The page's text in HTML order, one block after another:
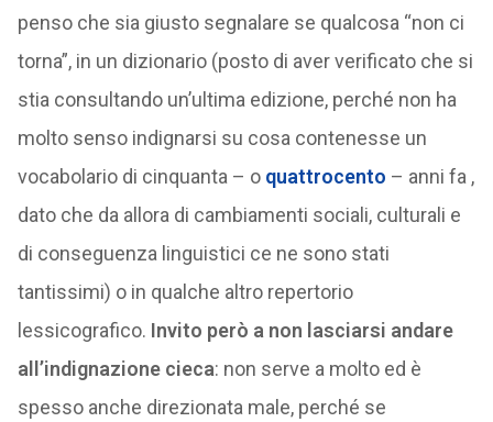
penso che sia giusto segnalare se qualcosa “non ci
torna”, in un dizionario (posto di aver verificato che si
stia consultando un’ultima edizione, perché non ha
molto senso indignarsi su cosa contenesse un
vocabolario di cinquanta – o quattrocento – anni fa ,
dato che da allora di cambiamenti sociali, culturali e
di conseguenza linguistici ce ne sono stati
tantissimi) o in qualche altro repertorio
lessicografico. Invito però a non lasciarsi andare
all’indignazione cieca: non serve a molto ed è
spesso anche direzionata male, perché se